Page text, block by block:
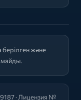
берілген және
· Лицензия №